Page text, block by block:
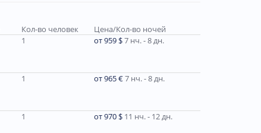
Кол-во человек
Цена/Кол-во ночей
1 от 959 $7 нч. - 8 дн.
1 от 965 €7 нч. - 8 дн.
1 от 970 $ 11 нч. - 12 дн.